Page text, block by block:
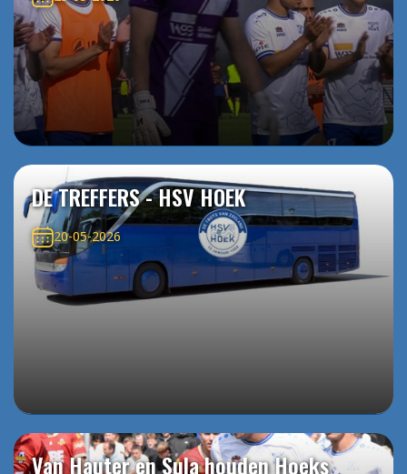
DE TREFFERS - HSV HOEK
20-05-2026
Van Hauter en Sula houden Hoeks